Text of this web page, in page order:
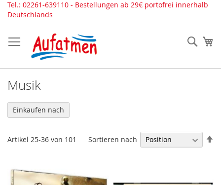
Direkt
zum
Tel.: 02261-639110 - Bestellungen ab 29€ portofrei innerhalb
Deutschlands
Musik
Artikel 25-36 von 101 Sortieren nach
Einkaufen nach